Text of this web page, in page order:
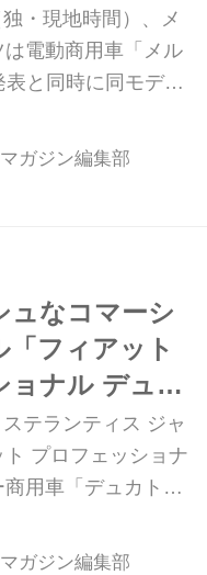
ドプレミア
・現地時間）、メ
電動商用車「メル
と同時に同モデル
ンプングカーコン
セデスEQTマルコ
行った。
ガジン編集部
ュなコマーシ
「フィアット
ョナル デュカ
進化。キャ
ベースとして
、ついに日本
テランティス ジャ
プロフェッショナ
用車「デュカト
年モデル（シリ
発売を開始した。
ガジン編集部